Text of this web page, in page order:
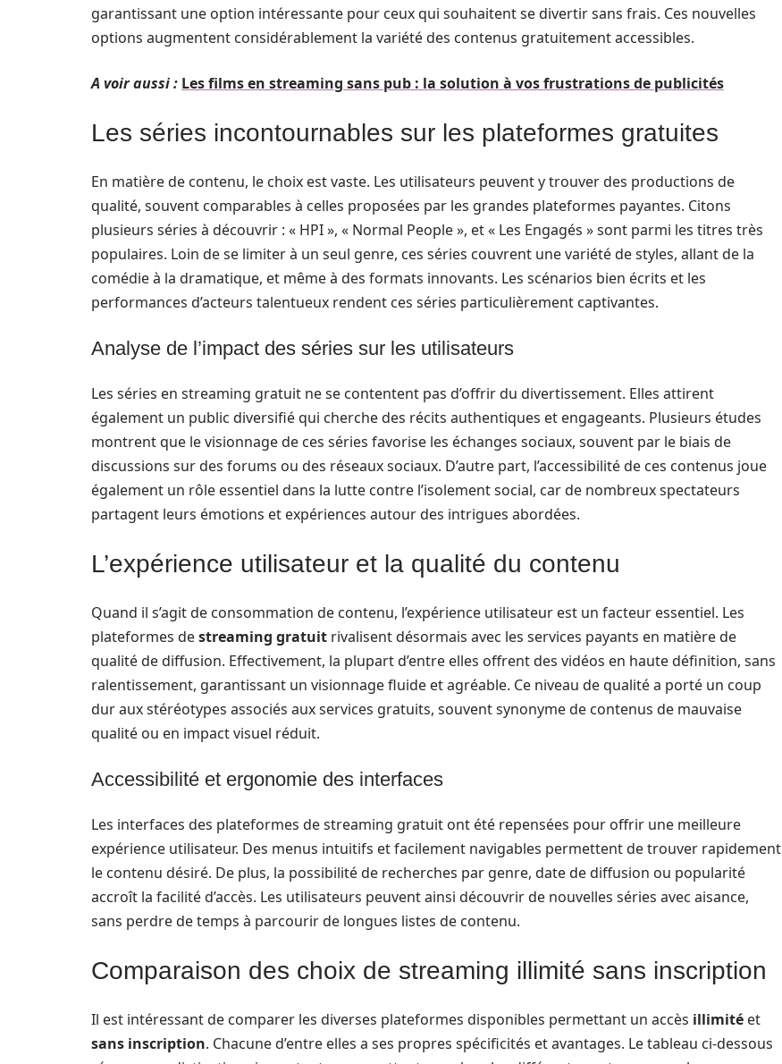
garantissant une option intéressante pour ceux qui souhaitent se divertir sans frais. Ces nouvelles
options augmentent considérablement la variété des contenus gratuitement accessibles.
A voir aussi : Les films en streaming sans pub : la solution à vos frustrations de publicités
Les séries incontournables sur les plateformes gratuites
En matière de contenu, le choix est vaste. Les utilisateurs peuvent y trouver des productions de
qualité, souvent comparables à celles proposées par les grandes plateformes payantes. Citons
plusieurs séries à découvrir : « HPI », « Normal People », et « Les Engagés » sont parmi les titres très
populaires. Loin de se limiter à un seul genre, ces séries couvrent une variété de styles, allant de la
comédie à la dramatique, et même à des formats innovants. Les scénarios bien écrits et les
performances d’acteurs talentueux rendent ces séries particulièrement captivantes.
Analyse de l’impact des séries sur les utilisateurs
Les séries en streaming gratuit ne se contentent pas d’offrir du divertissement. Elles attirent
également un public diversifié qui cherche des récits authentiques et engageants. Plusieurs études
montrent que le visionnage de ces séries favorise les échanges sociaux, souvent par le biais de
discussions sur des forums ou des réseaux sociaux. D’autre part, l’accessibilité de ces contenus joue
également un rôle essentiel dans la lutte contre l’isolement social, car de nombreux spectateurs
partagent leurs émotions et expériences autour des intrigues abordées.
L’expérience utilisateur et la qualité du contenu
Quand il s’agit de consommation de contenu, l’expérience utilisateur est un facteur essentiel. Les
plateformes destreaming gratuit rivalisent désormais avec les services payants en matière de
qualité de diffusion. Effectivement, la plupart d’entre elles offrent des vidéos en haute définition, sans
ralentissement, garantissant un visionnage fluide et agréable. Ce niveau de qualité a porté un coup
dur aux stéréotypes associés aux services gratuits, souvent synonyme de contenus de mauvaise
qualité ou en impact visuel réduit.
Accessibilité et ergonomie des interfaces
Les interfaces des plateformes de streaming gratuit ont été repensées pour offrir une meilleure
expérience utilisateur. Des menus intuitifs et facilement navigables permettent de trouver rapidement
le contenu désiré. De plus, la possibilité de recherches par genre, date de diffusion ou popularité
accroît la facilité d’accès. Les utilisateurs peuvent ainsi découvrir de nouvelles séries avec aisance,
sans perdre de temps à parcourir de longues listes de contenu.
Comparaison des choix de streaming illimité sans inscription
Il est intéressant de comparer les diverses plateformes disponibles permettant un accès illimité et
sans inscription. Chacune d’entre elles a ses propres spécificités et avantages. Le tableau ci-dessous